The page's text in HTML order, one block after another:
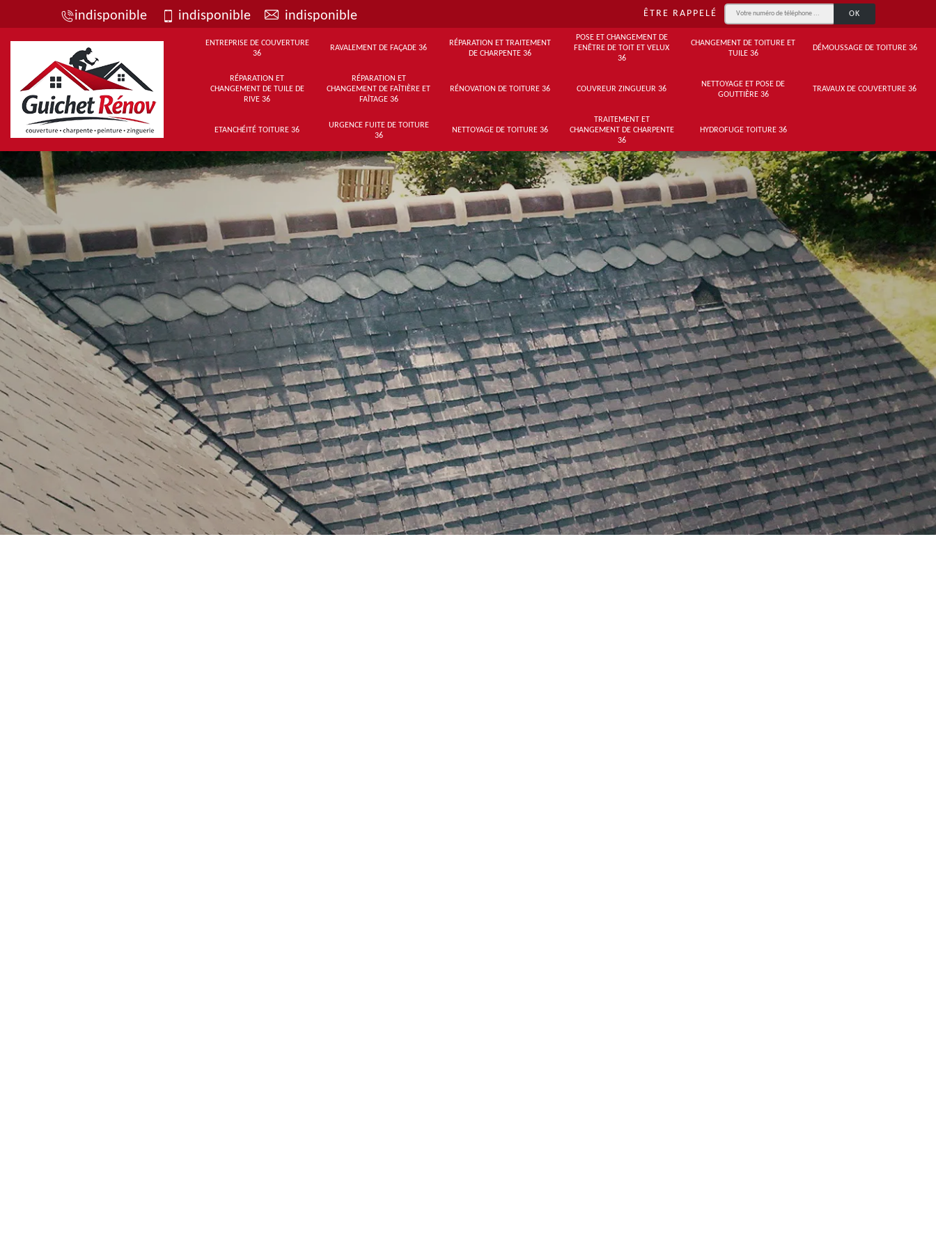
indisponible indisponible indisponible ÊTRE RAPPELÉ
ENTREPRISE DE COUVERTURE
36
RAVALEMENT DE FAÇADE 36
RÉPARATION ET TRAITEMENT
DE CHARPENTE 36
POSE ET CHANGEMENT DE
FENÊTRE DE TOIT ET VELUX
36
CHANGEMENT DE TOITURE ET
TUILE 36
DÉMOUSSAGE DE TOITURE 36
RÉPARATION ET
CHANGEMENT DE TUILE DE
RIVE 36
RÉPARATION ET
CHANGEMENT DE FAÎTIÈRE ET
FAÎTAGE 36
RÉNOVATION DE TOITURE 36 COUVREUR ZINGUEUR 36
NETTOYAGE ET POSE DE
GOUTTIÈRE 36
TRAVAUX DE COUVERTURE 36
ETANCHÉITÉ TOITURE 36
URGENCE FUITE DE TOITURE
36
NETTOYAGE DE TOITURE 36
TRAITEMENT ET
CHANGEMENT DE CHARPENTE
36
HYDROFUGE TOITURE 36